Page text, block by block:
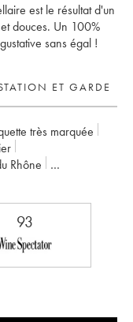
est le résultat d'un
douces. Un 100%
sans égal !
ET GARDE
très marquée
Rhône
93